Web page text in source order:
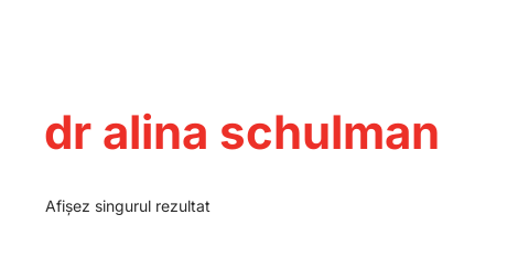
dr alina schulman
Afișez singurul rezultat